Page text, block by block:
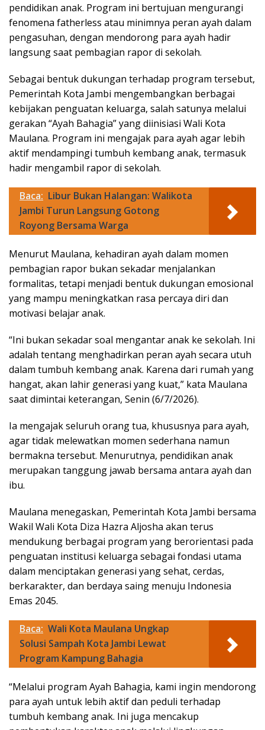
pendidikan anak. Program ini bertujuan mengurangi
fenomena fatherless atau minimnya peran ayah dalam
pengasuhan, dengan mendorong para ayah hadir
langsung saat pembagian rapor di sekolah.
Sebagai bentuk dukungan terhadap program tersebut,
Pemerintah Kota Jambi mengembangkan berbagai
kebijakan penguatan keluarga, salah satunya melalui
gerakan “Ayah Bahagia” yang diinisiasi Wali Kota
Maulana. Program ini mengajak para ayah agar lebih
aktif mendampingi tumbuh kembang anak, termasuk
hadir mengambil rapor di sekolah.
Baca: Libur Bukan Halangan: Walikota
Jambi Turun Langsung Gotong
Royong Bersama Warga
Menurut Maulana, kehadiran ayah dalam momen
pembagian rapor bukan sekadar menjalankan
formalitas, tetapi menjadi bentuk dukungan emosional
yang mampu meningkatkan rasa percaya diri dan
motivasi belajar anak.
“Ini bukan sekadar soal mengantar anak ke sekolah. Ini
adalah tentang menghadirkan peran ayah secara utuh
dalam tumbuh kembang anak. Karena dari rumah yang
hangat, akan lahir generasi yang kuat,” kata Maulana
saat dimintai keterangan, Senin (6/7/2026).
Ia mengajak seluruh orang tua, khususnya para ayah,
agar tidak melewatkan momen sederhana namun
bermakna tersebut. Menurutnya, pendidikan anak
merupakan tanggung jawab bersama antara ayah dan
ibu.
Maulana menegaskan, Pemerintah Kota Jambi bersama
Wakil Wali Kota Diza Hazra Aljosha akan terus
mendukung berbagai program yang berorientasi pada
penguatan institusi keluarga sebagai fondasi utama
dalam menciptakan generasi yang sehat, cerdas,
berkarakter, dan berdaya saing menuju Indonesia
Emas 2045.
Baca: Wali Kota Maulana Ungkap
Solusi Sampah Kota Jambi Lewat
Program Kampung Bahagia
“Melalui program Ayah Bahagia, kami ingin mendorong
para ayah untuk lebih aktif dan peduli terhadap
tumbuh kembang anak. Ini juga mencakup